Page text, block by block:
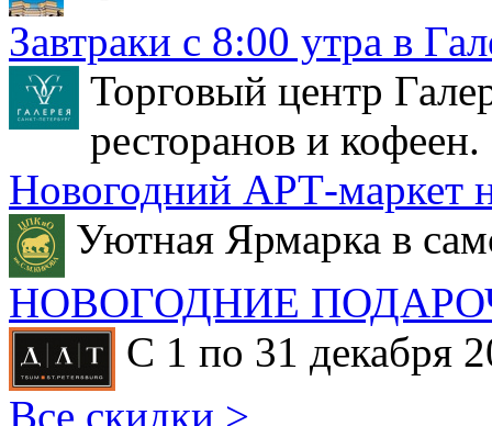
Завтраки с 8:00 утра в
Торговый центр
ресторанов и кофеен.
Новогодний АРТ-маркет
Уютная Ярмарка в
НОВОГОДНИЕ
С 1 по 31 декабря
Все скидки >